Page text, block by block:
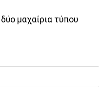
μαχαίρια τύπου